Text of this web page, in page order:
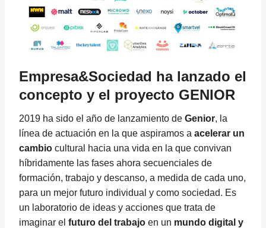
Empresa&Sociedad ha lanzado el
concepto y el proyecto GENIOR
2019 ha sido el año de lanzamiento de Genior, la
línea de actuación en la que aspiramos a acelerar un
cambio cultural hacia una vida en la que convivan
híbridamente las fases ahora secuenciales de
formación, trabajo y descanso, a medida de cada uno,
para un mejor futuro individual y como sociedad. Es
un laboratorio de ideas y acciones que trata de
imaginar el futuro del trabajo en un mundo digital y